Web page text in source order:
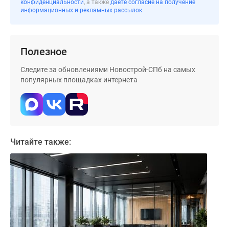
конфиденциальности, а также даёте согласие на получение
информационных и рекламных рассылок
Полезное
Следите за обновлениями Новострой-СПб на самых
популярных площадках интернета
Читайте также: